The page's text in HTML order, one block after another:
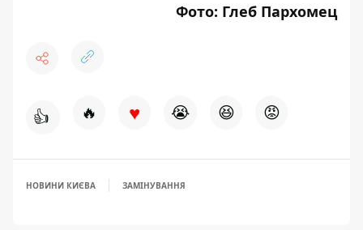
Фото: Глеб Пархомец
👍 🔥 ♥ 😭 😆 😡
НОВИНИ КИЄВА ЗАМІНУВАННЯ